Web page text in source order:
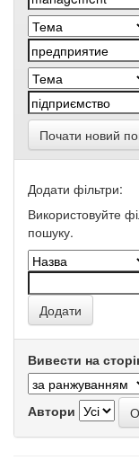
Почати новий
Додати фільтри:
Використовуйте
пошуку.
Вивести на
Автори